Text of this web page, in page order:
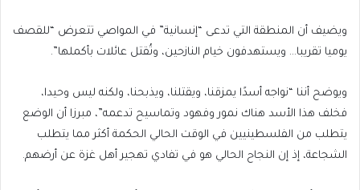
ويضيف أن المنطقة التي تدعى “إنسانية” في المواصي تتعرض “للقصف
يوميا تقريبا… ويستهدفون خيام النازحين، وتُقتل عائلات بأكملها”.
ويوضح أننا “نواجه أسدًا يمزقنا، ويقتلنا، ويذبحنا، ولكنه ليس وحيدا،
فخلف هذا الأسد هناك نمور وفهود وتماسيح تدعمه”، مبرزا أن الوضع
يتطلب من الفلسطينيين في الوقت الحالي الحكمة أكثر مما يتطلب
الشجاعة، إذ إن النجاح الحالي هو في تفادي تهجير أهل غزة عن أرضهم.